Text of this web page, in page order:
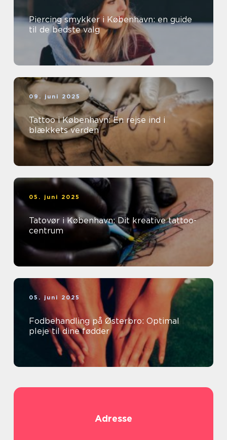
Piercing smykker i København: en guide
til de bedste valg
09. juni 2025
Tattoo i København: En rejse ind i
blækkets verden
05. juni 2025
Tatovør i København: Dit kreative tattoo-
centrum
05. juni 2025
Fodbehandling på Østerbro: Optimal
pleje til dine fødder
Adresse